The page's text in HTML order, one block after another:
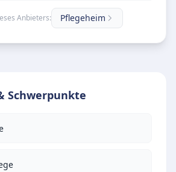
Anbieters: Pflegeheim
Schwerpunkte